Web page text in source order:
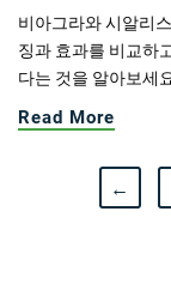
비아그라와 시알리
징과 효과를 비교하
다는 것을 알아보세
Read More
←